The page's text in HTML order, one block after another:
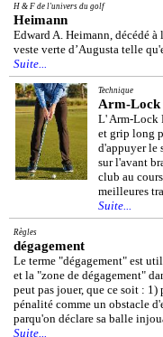
H & F de l'univers du golf
Heimann
Edward A. Heimann, décédé
veste verte d’Augusta telle
Suite...
Technique
Arm-Lock
L' Arm-Lock
et grip long
d'appuyer le
sur l'avant
club au
meilleures
Suite...
Règles
dégagement
Le terme "dégagement" est
et la "zone de dégagement"
peut pas jouer, que ce soit : 1)
pénalité comme un obstacle
parqu'on déclare sa balle
Suite...